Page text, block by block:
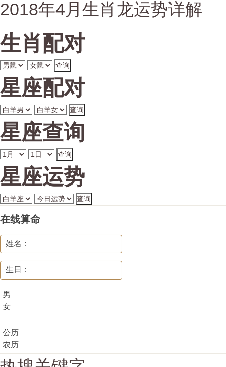
2018年4月生肖龙运势详解
生肖配对
星座配对
星座查询
星座运势
在线算命
姓名：
生日：
男
女
公历
农历